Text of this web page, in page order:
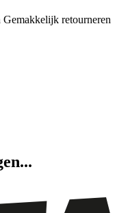
Gemakkelijk retourneren